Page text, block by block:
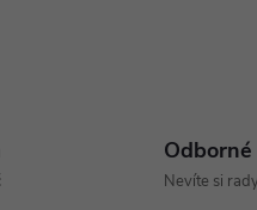
Nevíte si